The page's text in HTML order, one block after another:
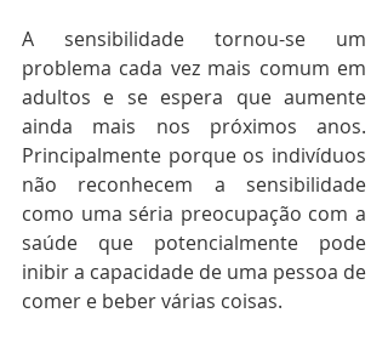
A sensibilidade tornou-se um
problema cada vez mais comum em
adultos e se espera que aumente
ainda mais nos próximos anos.
Principalmente porque os indivíduos
não reconhecem a sensibilidade
como uma séria preocupação com a
saúde que potencialmente pode
inibir a capacidade de uma pessoa de
comer e beber várias coisas.